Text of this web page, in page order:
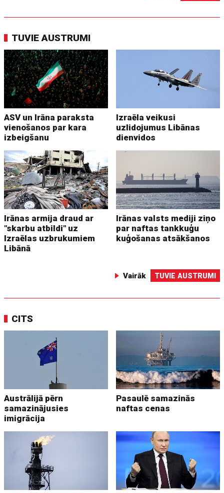
TUVIE AUSTRUMI
ASV un Irāna paraksta
vienošanos par kara
izbeigšanu
Izraēla veikusi
uzlidojumus Libānas
dienvidos
Irānas armija draud ar
"skarbu atbildi" uz
Izraēlas uzbrukumiem
Libānā
Irānas valsts mediji ziņo
par naftas tankkuģu
kuģošanas atsākšanos
Vairāk TUVIE AUSTRUMI
CITS
Austrālijā pērn
samazinājusies
imigrācija
Pasaulē samazinās
naftas cenas